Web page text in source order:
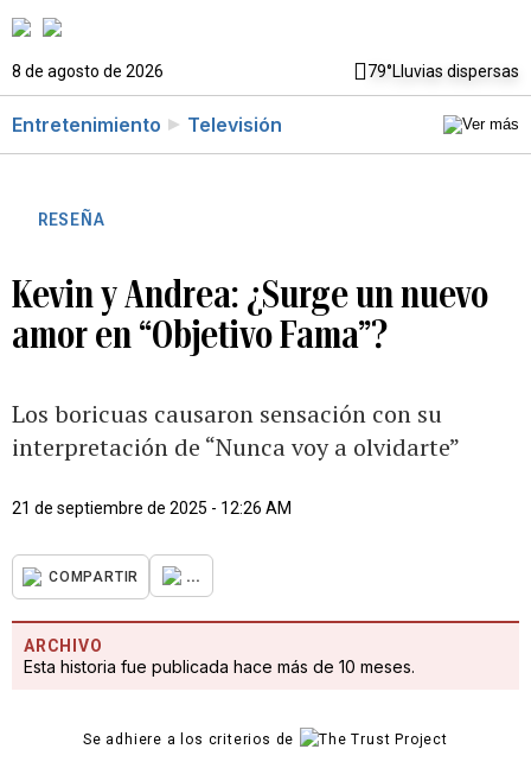
8 de agosto de 2026 79°Lluvias dispersas
Entretenimiento Televisión
RESEÑA
Kevin y Andrea: ¿Surge un nuevo
amor en “Objetivo Fama”?
Los boricuas causaron sensación con su
interpretación de “Nunca voy a olvidarte”
21 de septiembre de 2025 - 12:26 AM
COMPARTIR ...
ARCHIVO
Esta historia fue publicada hace más de 10 meses.
Se adhiere a los criterios de